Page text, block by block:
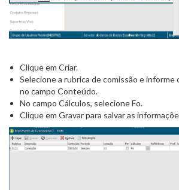
Clique em Criar.
Selecione a rubrica de comissão e informe
no campo Conteúdo.
No campo Cálculos, selecione Fo.
Clique em Gravar para salvar as